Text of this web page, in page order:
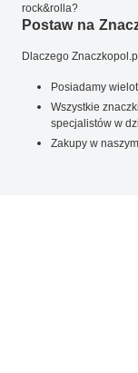
rock&rolla?
Postaw na
Dlaczego
Posiadamy
Wszystkie
specjalistów w
Zakupy w